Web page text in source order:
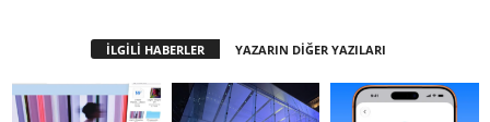
İLGİLİ HABERLER YAZARIN DİĞER YAZILARI